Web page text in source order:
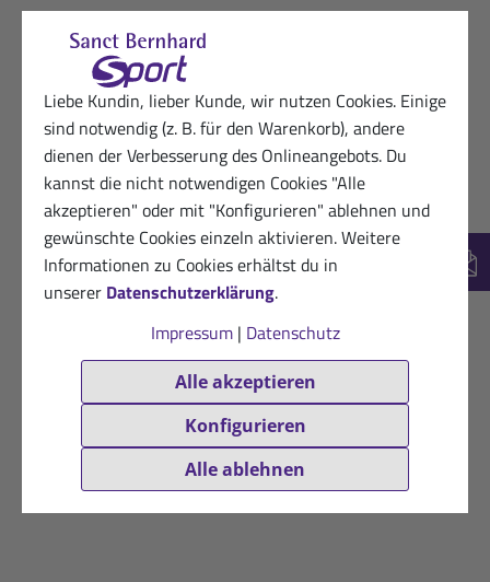
Liebe Kundin, lieber Kunde, wir nutzen Cookies. Einige
sind notwendig (z. B. für den Warenkorb), andere
dienen der Verbesserung des Onlineangebots. Du
kannst die nicht notwendigen Cookies "Alle
akzeptieren" oder mit "Konfigurieren" ablehnen und
gewünschte Cookies einzeln aktivieren. Weitere
Informationen zu Cookies erhältst du in
unserer Datenschutzerklärung.
Impressum| Datenschutz
Alle akzeptieren
Konfigurieren
Alle ablehnen